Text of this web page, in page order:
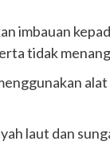
imbauan
tidak
laut dan